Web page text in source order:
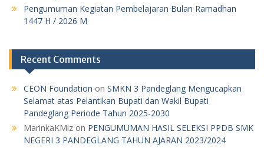
Pengumuman Kegiatan Pembelajaran Bulan Ramadhan
1447 H / 2026 M
Recent Comments
CEON Foundation on SMKN 3 Pandeglang Mengucapkan
Selamat atas Pelantikan Bupati dan Wakil Bupati
Pandeglang Periode Tahun 2025-2030
MarinkaKMiz on PENGUMUMAN HASIL SELEKSI PPDB SMK
NEGERI 3 PANDEGLANG TAHUN AJARAN 2023/2024